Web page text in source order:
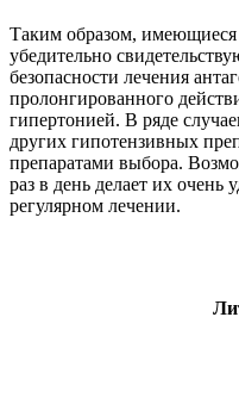
Таким образом,
убедительно
безопасности лечения
пролонгированного
гипертонией. В ряде
других гипотензивных
препаратами выбора.
раз в день делает их
регулярном лечении.